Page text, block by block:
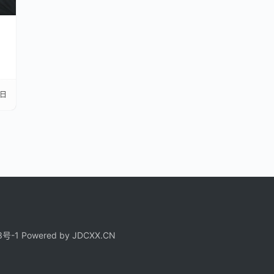
-1 Powered by JDCXX.CN